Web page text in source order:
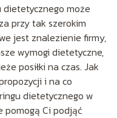
może
przy tak szerokim
jest znalezienie firmy,
wymogi dietetyczne,
posiłki na czas. Jak
i na co
dietetycznego w
pomogą Ci podjąć